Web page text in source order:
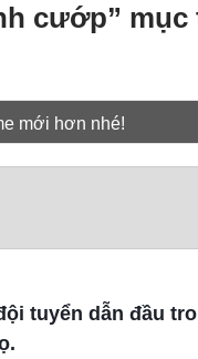
cướp” mục
mới hơn nhé!
tuyển dẫn đầu